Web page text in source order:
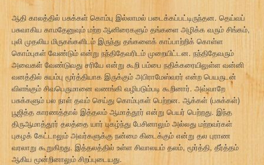
ஆதி காலத்தில் பசுக்கள் கொம்பு இல்லாமல் படைக்கப்பட்டிருந்தன. தெய்வப்
பசுவாகிய காமதேனுவும் மற்ற ஆனிரைகளும் தங்களை அழிக்க வரும் சிங்கம்,
புலி முதலிய மிருகங்களிடம் இருந்து தங்களைக் காப்பாற்றிக் கொள்ள
கொம்புகள் வேண்டும் என்று நந்திதேவரிடம் முறையிட்டன. நந்திதேவரும்
அவைகள் வேண்டுவது சரியே என்று கூறி பம்பை நதிக்கரையிலுள்ள வன்னி
வனத்தில் சுயம்பு மூர்த்தியாக இருக்கும் அபிராமேஸ்வரர் என்ற பெயருடன்
விளங்கும் சிவபெருமானை வணங்கி வழிபடும்படி கூறினார். அவ்வாறே
பசுக்களும் பல நாள் தவம் செய்து கொம்புகள் பெற்றன. ஆக்கள் (பசுக்கள்)
பூஜித்த காரணத்தால் இத்தலம் ஆமாத்தூர் என்று பெயர் பெற்றது. இந்த
திருஆமாத்தூர் தலத்தை யார் புகழ்ந்து பேசினாலும் அல்லது மற்றவர்கள்
புகழக் கேட்டாலும் அவர்களுக்கு நன்மை கிடைக்கும் என்று தல புராண
வரலாறு கூறுகிறது. இத்தலத்தில் உள்ள சிவாலயம் தலம், மூர்த்தி, தீர்த்தம்
ஆகிய மூன்றினாலும் சிறப்புடையது.